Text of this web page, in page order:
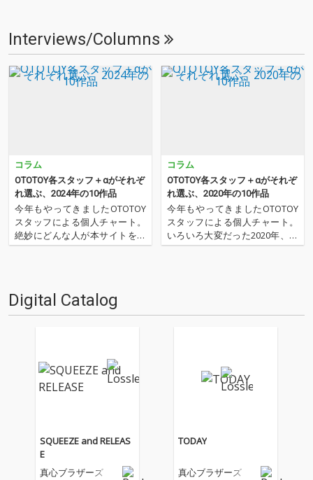
Interviews/Columns
コラム
OTOTOY各スタッフ＋αがそれぞ
れ選ぶ、2024年の10作品
今年もやってきましたOTOTOY
スタッフによる個人チャート。
絶妙にどんな人が本サイトを運
営しているのか？ そんな自己
か？ ということでスタッフ・
チャートをお届けします…
コラム
OTOTOY各スタッフ＋αがそれぞ
れ選ぶ、2020年の10作品
今年もやってきましたOTOTOY
スタッフによる個人チャート。
いろいろ大変だった2020年、な
にを聴いてOTOTOYを作ってい
にも書いてもらいま…
Digital Catalog
SQUEEZE and RELEAS
E
真心ブラザーズ
TODAY
真心ブラザーズ